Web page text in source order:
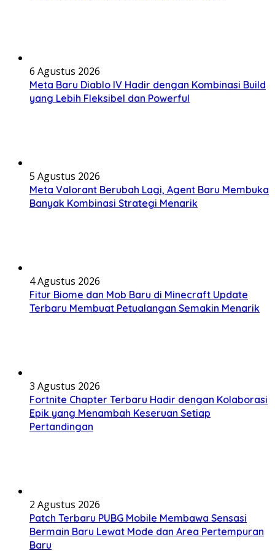
6 Agustus 2026
Meta Baru Diablo IV Hadir dengan Kombinasi Build
yang Lebih Fleksibel dan Powerful
5 Agustus 2026
Meta Valorant Berubah Lagi, Agent Baru Membuka
Banyak Kombinasi Strategi Menarik
4 Agustus 2026
Fitur Biome dan Mob Baru di Minecraft Update
Terbaru Membuat Petualangan Semakin Menarik
3 Agustus 2026
Fortnite Chapter Terbaru Hadir dengan Kolaborasi
Epik yang Menambah Keseruan Setiap
Pertandingan
2 Agustus 2026
Patch Terbaru PUBG Mobile Membawa Sensasi
Bermain Baru Lewat Mode dan Area Pertempuran
Baru